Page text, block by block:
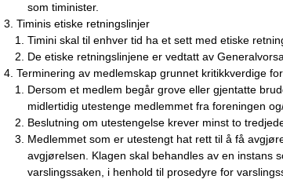
som timinister.
Timinis etiske retningslinjer
Timini skal til enhver tid ha et sett med etiske
De etiske retningslinjene er vedtatt av
Terminering av medlemskap grunnet kritikkverdige
Dersom et medlem begår grove eller gjentatte
midlertidig utestenge medlemmet fra foreningen
Beslutning om utestengelse krever minst to
Medlemmet som er utestengt hat rett til å få
avgjørelsen. Klagen skal behandles av en instans
varslingssaken, i henhold til prosedyre for